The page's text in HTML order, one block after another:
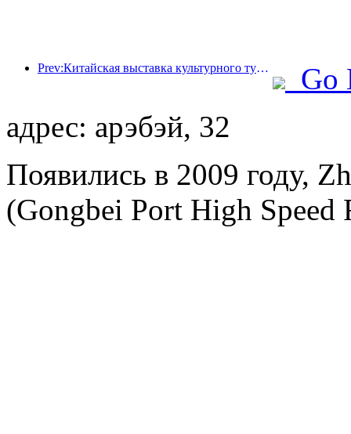
Prev:Китайская выставка культурного туризма 2025 пройдет в Ухане с 12 по 14 сентября.
Go
адрес: арэбэй, 32
Появились в 2009 году,
(Gongbei Port High Speed